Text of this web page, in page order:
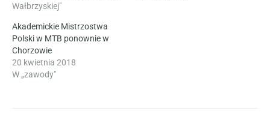
Wałbrzyskiej"
Akademickie Mistrzostwa
Polski w MTB ponownie w
Chorzowie
20 kwietnia 2018
W „zawody"